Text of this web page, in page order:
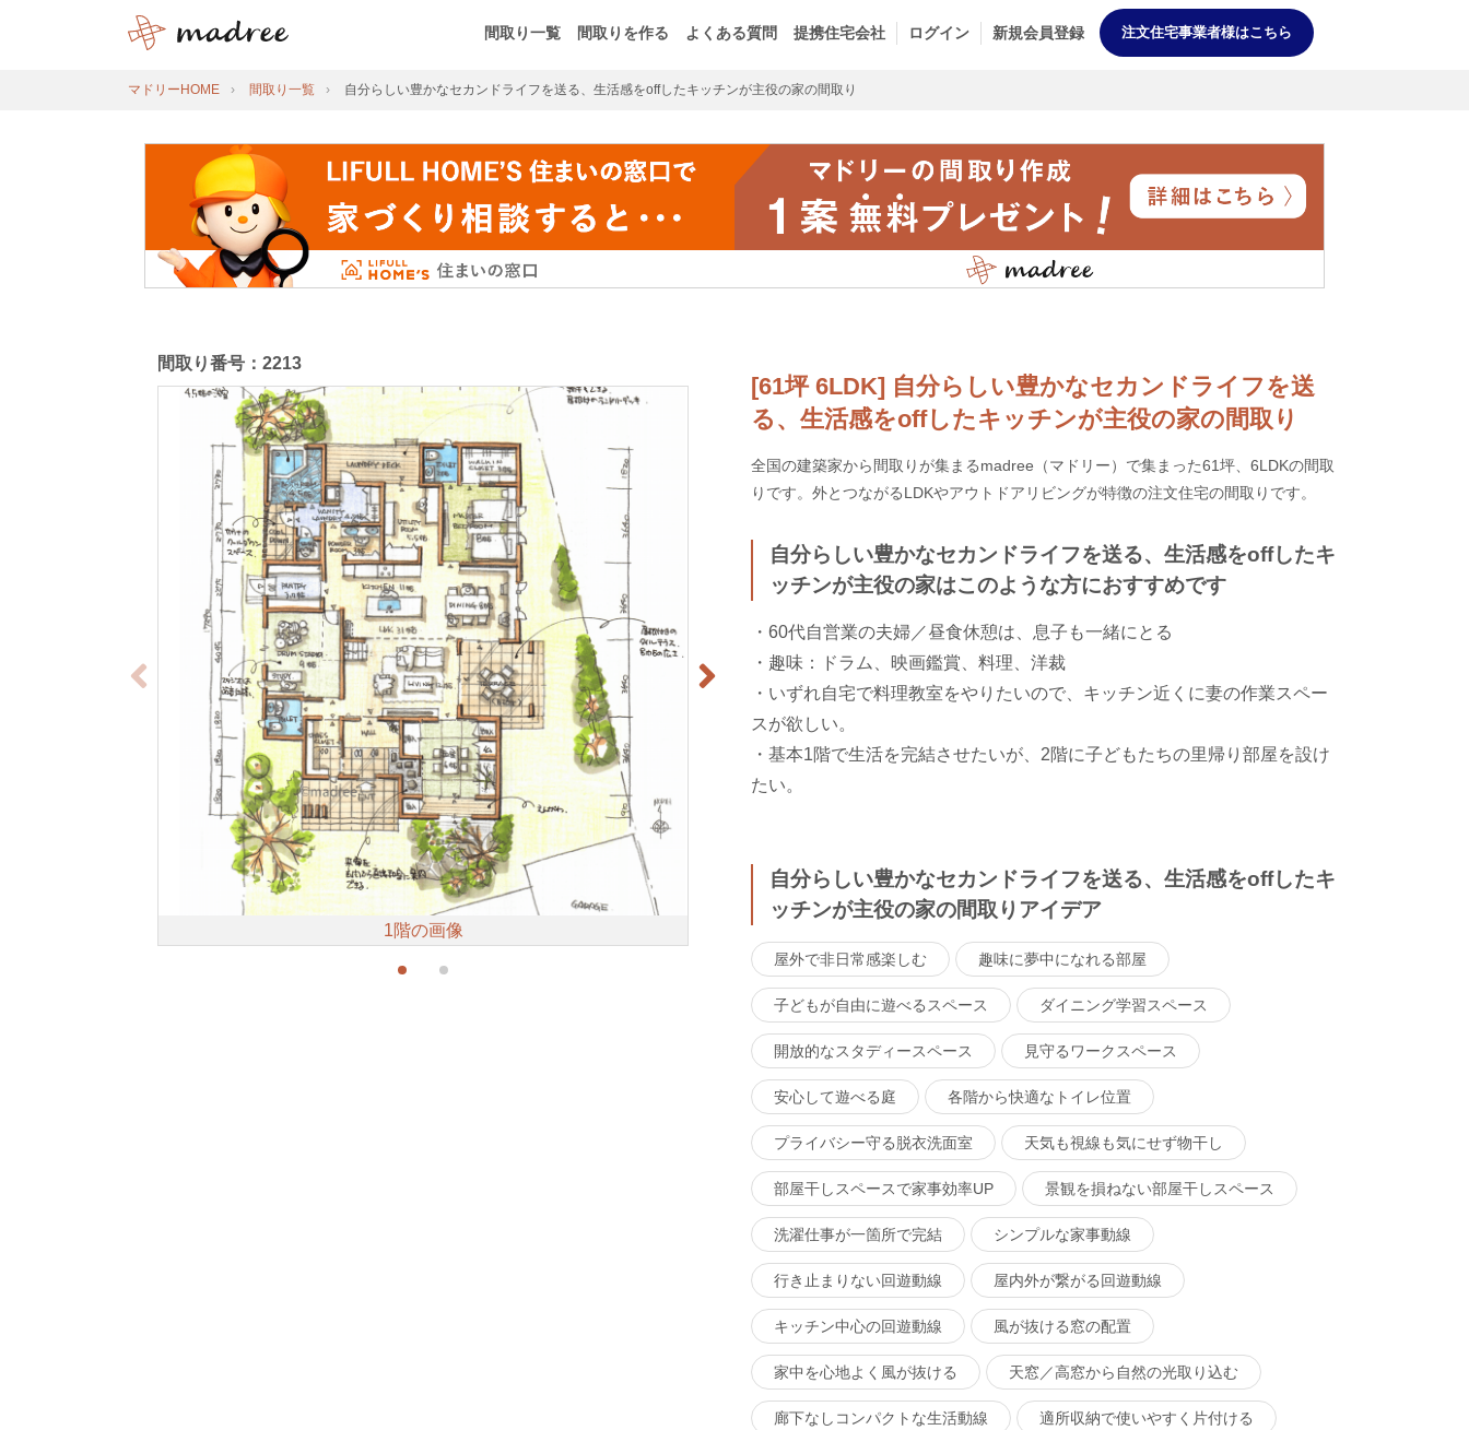
間取り一覧 間取りを作る よくある質問 提携住宅会社 ログイン 新規会員登録 注文住宅事業者様はこちら
マドリーHOME 間取り一覧 自分らしい豊かなセカンドライフを送る、生活感をoffしたキッチンが主役の家の間取り
[61坪 6LDK] 自分らしい豊かなセカンドライフを送
る、生活感をoffしたキッチンが主役の家の間取り
全国の建築家から間取りが集まるmadree（マドリー）で集まった61坪、6LDKの間取
りです。外とつながるLDKやアウトドアリビングが特徴の注文住宅の間取りです。
自分らしい豊かなセカンドライフを送る、生活感をoffしたキ
ッチンが主役の家はこのような方におすすめです
・60代自営業の夫婦／昼食休憩は、息子も一緒にとる
・趣味：ドラム、映画鑑賞、料理、洋裁
・いずれ自宅で料理教室をやりたいので、キッチン近くに妻の作業スペー
スが欲しい。
・基本1階で生活を完結させたいが、2階に子どもたちの里帰り部屋を設け
たい。
自分らしい豊かなセカンドライフを送る、生活感をoffしたキ
ッチンが主役の家の間取りアイデア
屋外で非日常感楽しむ 趣味に夢中になれる部屋
子どもが自由に遊べるスペース ダイニング学習スペース
開放的なスタディースペース 見守るワークスペース
安心して遊べる庭 各階から快適なトイレ位置
プライバシー守る脱衣洗面室 天気も視線も気にせず物干し
部屋干しスペースで家事効率UP 景観を損ねない部屋干しスペース
洗濯仕事が一箇所で完結 シンプルな家事動線
行き止まりない回遊動線 屋内外が繋がる回遊動線
キッチン中心の回遊動線 風が抜ける窓の配置
家中を心地よく風が抜ける 天窓／高窓から自然の光取り込む
廊下なしコンパクトな生活動線 適所収納で使いやすく片付ける
間取り番号：2213
1階の画像